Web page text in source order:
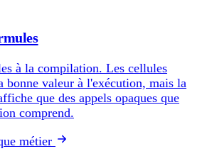
à la compilation. Les cellules
bonne valeur à l'exécution, mais la
que des appels opaques que
comprend.
métier